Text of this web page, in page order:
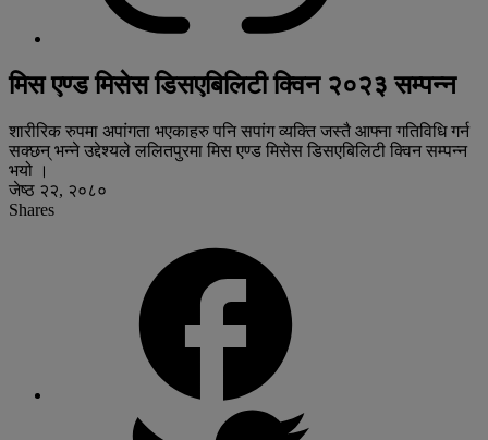
मिस एण्ड मिसेस डिसएबिलिटी क्विन २०२३ सम्पन्न
शारीरिक रुपमा अपांगता भएकाहरु पनि सपांग व्यक्ति जस्तै आफ्ना गतिविधि गर्न
सक्छन् भन्ने उद्देश्यले ललितपुरमा मिस एण्ड मिसेस डिसएबिलिटी क्विन सम्पन्न
भयो ।
जेष्ठ २२, २०८०
Shares